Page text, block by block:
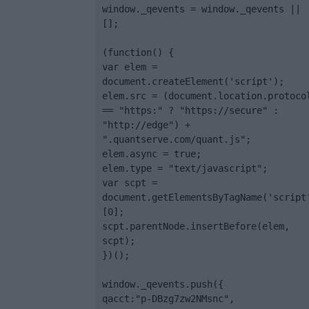
window._qevents = window._qevents ||
[];
(function() {
var elem =
document.createElement('script');
elem.src =
== "https:" ? "https://secure" :
"http://edge") +
".quantserve.com/quant.js";
elem.async = true;
elem.type = "text/javascript";
var scpt =
[0];
scpt.parentNode.insertBefore(elem,
scpt);
})();
window._qevents.push({
qacct:"p-DBzg7zw2NMsnc",